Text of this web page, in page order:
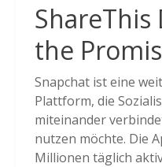
ShareThis
the
Solutions
Snapchat ist eine
Plattform, die
miteinander
nutzen möchte. Die
Millionen täglich